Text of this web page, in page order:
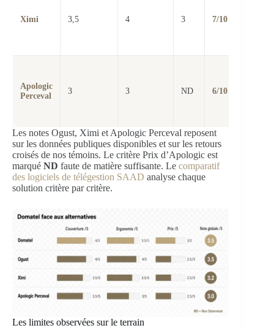
Ximi 3,5 4 3 7/10
Apologic
Perceval
3 3 ND 6/10
Les notes Ogust, Ximi et Apologic Perceval reposent
sur les données publiques disponibles et sur les retours
croisés de nos témoins. Le critère Prix d’Apologic est
marqué ND faute de matière suffisante. Le comparatif
des logiciels de télégestion SAAD analyse chaque
solution critère par critère.
Les limites observées sur le terrain